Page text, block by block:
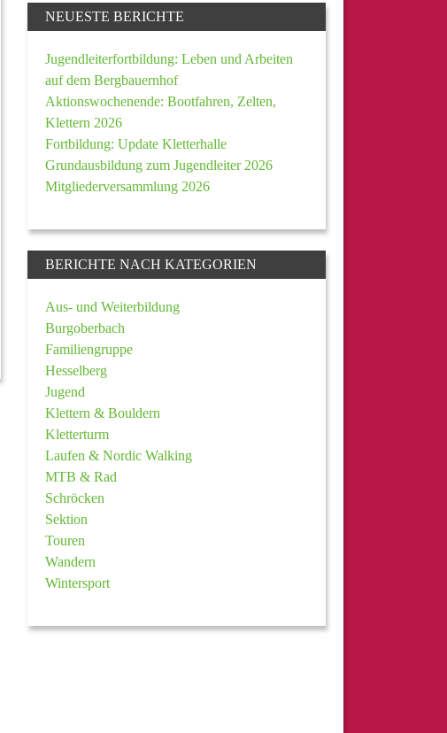
NEUESTE BERICHTE
Jugendleiterfortbildung: Leben und Arbeiten
auf dem Bergbauernhof
Aktionswochenende: Bootfahren, Zelten,
Klettern 2026
Fortbildung: Update Kletterhalle
Grundausbildung zum Jugendleiter 2026
Mitgliederversammlung 2026
BERICHTE NACH KATEGORIEN
Aus- und Weiterbildung
Burgoberbach
Familiengruppe
Hesselberg
Jugend
Klettern & Bouldern
Kletterturm
Laufen & Nordic Walking
MTB & Rad
Schröcken
Sektion
Touren
Wandern
Wintersport